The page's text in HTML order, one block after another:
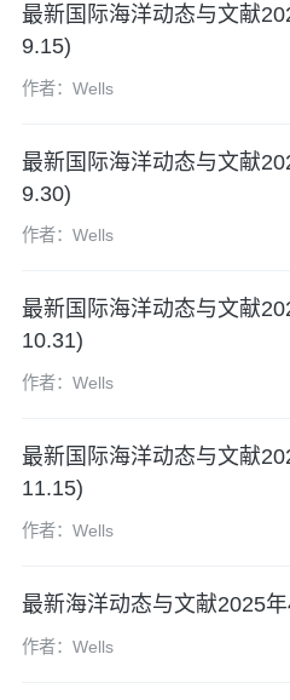
最新国际海洋动态与文献
9.15)
作者：Wells
最新国际海洋动态与文献
9.30)
作者：Wells
最新国际海洋动态与文献
10.31)
作者：Wells
最新国际海洋动态与文献
11.15)
作者：Wells
最新海洋动态与文献2025
作者：Wells